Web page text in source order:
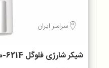
سراسر ایران
شیکر شارژی فلوگل PB050-6214